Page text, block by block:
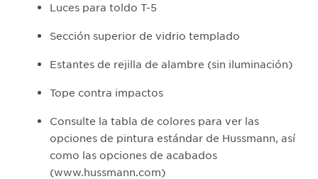
Luces para toldo T-5
Sección superior de vidrio templado
Estantes de rejilla de alambre (sin iluminación)
Tope contra impactos
Consulte la tabla de colores para ver las
opciones de pintura estándar de Hussmann, así
como las opciones de acabados
(www.hussmann.com)